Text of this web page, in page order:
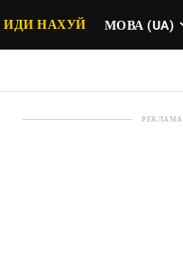
ИДИ НАХУЙ МОВА (UA)
РЕКЛАМА